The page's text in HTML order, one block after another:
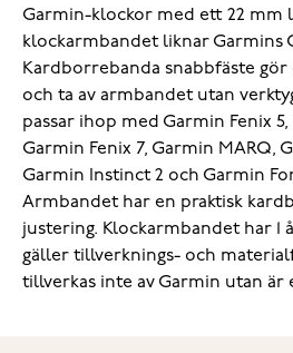
Garmin-klockor med ett 22 mm
klockarmbandet liknar Garmins
Kardborrebanda snabbfäste gör
och ta av armbandet utan
passar ihop med Garmin Fenix 5,
Garmin Fenix 7, Garmin MARQ,
Garmin Instinct 2 och Garmin
Armbandet har en praktisk
justering. Klockarmbandet har 1
gäller tillverknings- och
tillverkas inte av Garmin utan